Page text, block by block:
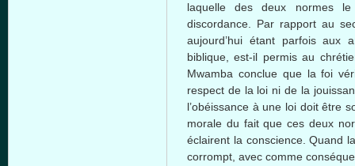
laquelle desdeux normes
discordance. Par rapport au
aujourd’hui étant parfoisaux
biblique ,est-il permisau
Mwamba conclue quelafoi
respect de la loi ni de la
l’obéissance à une loi doit être
morale du faitque ces deux
éclairent la conscience.Quand
corrompt ,avec comme